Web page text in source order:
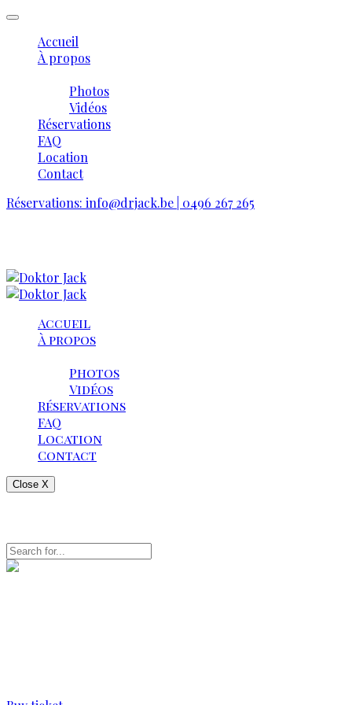
Accueil
À propos
Photos
Vidéos
Réservations
FAQ
Location
Contact
Réservations: info@drjack.be | 0496 267 265
Accueil
À propos
Photos
Vidéos
Réservations
FAQ
Location
Contact
Close X